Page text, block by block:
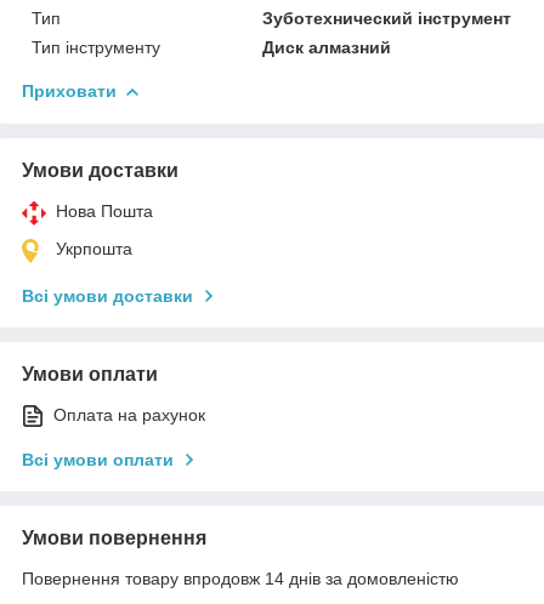
Тип
Зуботехнический інструмент
Тип інструменту
Диск алмазний
Приховати
Умови доставки
Нова Пошта
Укрпошта
Всі умови доставки
Умови оплати
Оплата на рахунок
Всі умови оплати
Умови повернення
Повернення товару впродовж 14 днів за домовленістю